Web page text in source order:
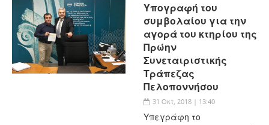
Υπογραφή του
συμβολαίου για την
αγορά του κτηρίου της
Πρώην
Συνεταιριστικής
Τράπεζας
Πελοποννήσου
31 Οκτ, 2018 | 13:40
Υπεγράφη το